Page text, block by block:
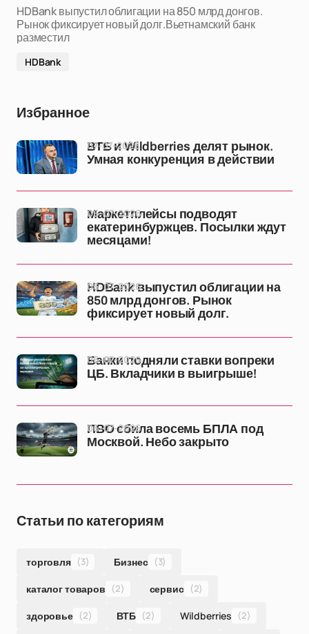
HDBank выпустил облигации на 850 млрд донгов.
Рынок фиксирует новый долг.Вьетнамский банк
разместил
HDBank
Избранное
ВТБ и Wildberries делят рынок.
Умная конкуренция в действии
07-07-2026
Маркетплейсы подводят
екатеринбуржцев. Посылки ждут
месяцами!
06-07-2026
HDBank выпустил облигации на
850 млрд донгов. Рынок
фиксирует новый долг.
06-07-2026
Банки подняли ставки вопреки
ЦБ. Вкладчики в выигрыше!
06-07-2026
ПВО сбила восемь БПЛА под
Москвой. Небо закрыто
06-07-2026
Статьи по категориям
торговля (3) Бизнес (3)
каталог товаров (2) сервис (2)
здоровье (2) ВТБ (2) Wildberries (2)